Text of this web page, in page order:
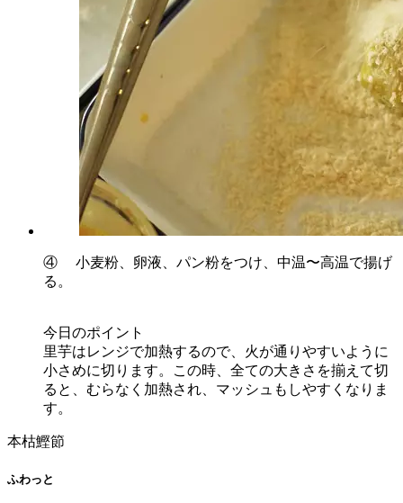
④ 小麦粉、卵液、パン粉をつけ、中温〜高温で揚げ
る。
今日のポイント
里芋はレンジで加熱するので、火が通りやすいように
小さめに切ります。この時、全ての大きさを揃えて切
ると、むらなく加熱され、マッシュもしやすくなりま
す。
本枯鰹節
ふわっと